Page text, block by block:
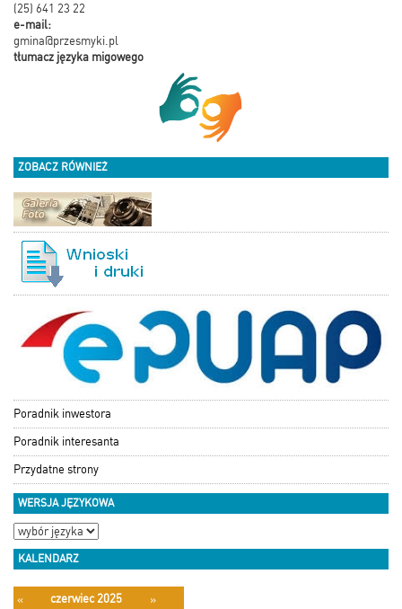
(25) 641 23 22
e-mail:
gmina@przesmyki.pl
tłumacz języka migowego
ZOBACZ RÓWNIEŻ
Poradnik inwestora
Poradnik interesanta
Przydatne strony
WERSJA JĘZYKOWA
KALENDARZ
« czerwiec 2025 »